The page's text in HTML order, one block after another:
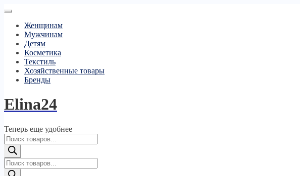
Женщинам
Мужчинам
Детям
Косметика
Текстиль
Хозяйственные товары
Бренды
Elina24
Теперь еще удобнее
Поиск
товаров
Поиск
товаров